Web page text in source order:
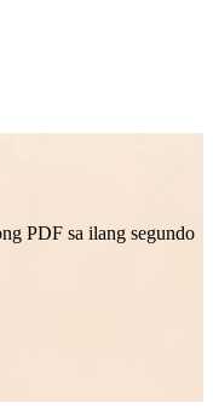
PDF sa ilang segundo